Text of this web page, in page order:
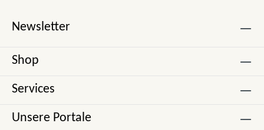
Newsletter
Shop
Services
Unsere Portale